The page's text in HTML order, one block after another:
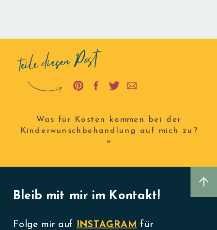
teile diesen Post
Was für Kosten kommen bei der
Kinderwunschbehandlung auf mich zu?
»
Bleib mit mir im Kontakt!
Folge mir auf INSTAGRAM für